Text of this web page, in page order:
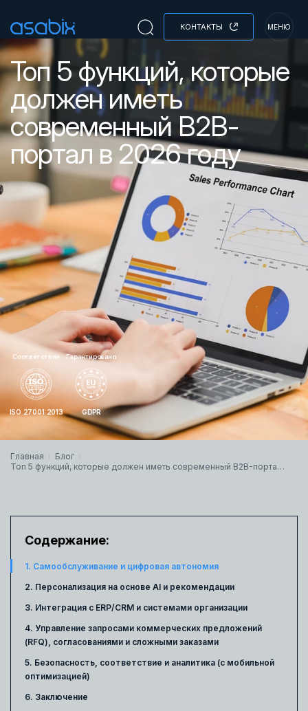
КОНТАКТЫ МЕНЮ
Топ 5 функций, которые
должен иметь
современный B2B-
портал в 2026 году
Соответствие
ISO 27001:2013
Гарантировано
GDPR
Главная
Блог
Топ 5 функций, которые должен иметь современный B2B-портал
Содержание:
1. Самообслуживание и цифровая автономия
2. Персонализация на основе AI и рекомендации
3. Интеграция с ERP/CRM и системами организации
4. Управление запросами коммерческих предложений
(RFQ), согласованиями и сложными заказами
5. Безопасность, соответствие и аналитика (с мобильной
оптимизацией)
6. Заключение